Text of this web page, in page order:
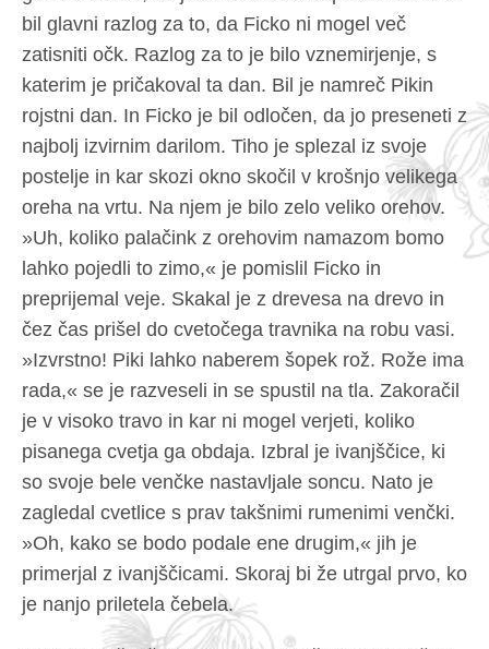
bil glavni razlog za to, da Ficko ni mogel več
zatisniti očk. Razlog za to je bilo vznemirjenje, s
katerim je pričakoval ta dan. Bil je namreč Pikin
rojstni dan. In Ficko je bil odločen, da jo preseneti z
najbolj izvirnim darilom. Tiho je splezal iz svoje
postelje in kar skozi okno skočil v krošnjo velikega
oreha na vrtu. Na njem je bilo zelo veliko orehov.
»Uh, koliko palačink z orehovim namazom bomo
lahko pojedli to zimo,« je pomislil Ficko in
preprijemal veje. Skakal je z drevesa na drevo in
čez čas prišel do cvetočega travnika na robu vasi.
»Izvrstno! Piki lahko naberem šopek rož. Rože ima
rada,« se je razveseli in se spustil na tla. Zakoračil
je v visoko travo in kar ni mogel verjeti, koliko
pisanega cvetja ga obdaja. Izbral je ivanjščice, ki
so svoje bele venčke nastavljale soncu. Nato je
zagledal cvetlice s prav takšnimi rumenimi venčki.
»Oh, kako se bodo podale ene drugim,« jih je
primerjal z ivanjščicami. Skoraj bi že utrgal prvo, ko
je nanjo priletela čebela.